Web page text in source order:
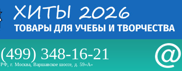
(499) 348-16-21
РФ, г. Москва, Варшавское шоссе, д. 59«А»